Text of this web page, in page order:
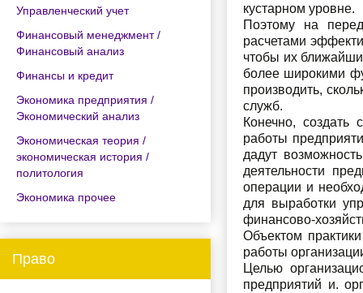
Управленческий учет
Финансовый менеджмент /
Финансовый анализ
Финансы и кредит
Экономика предприятия /
Экономический анализ
Экономическая теория /
экономическая история /
политология
Экономика прочее
Право
кустарном уровне.
Поэтому на
расчетами
чтобы их
более широкими
производить,
служб.
Конечно, создать
работы
дадут
деятельности
операции и
для выработки
финансово-
Объектом
работы
Целью
предприятий и.